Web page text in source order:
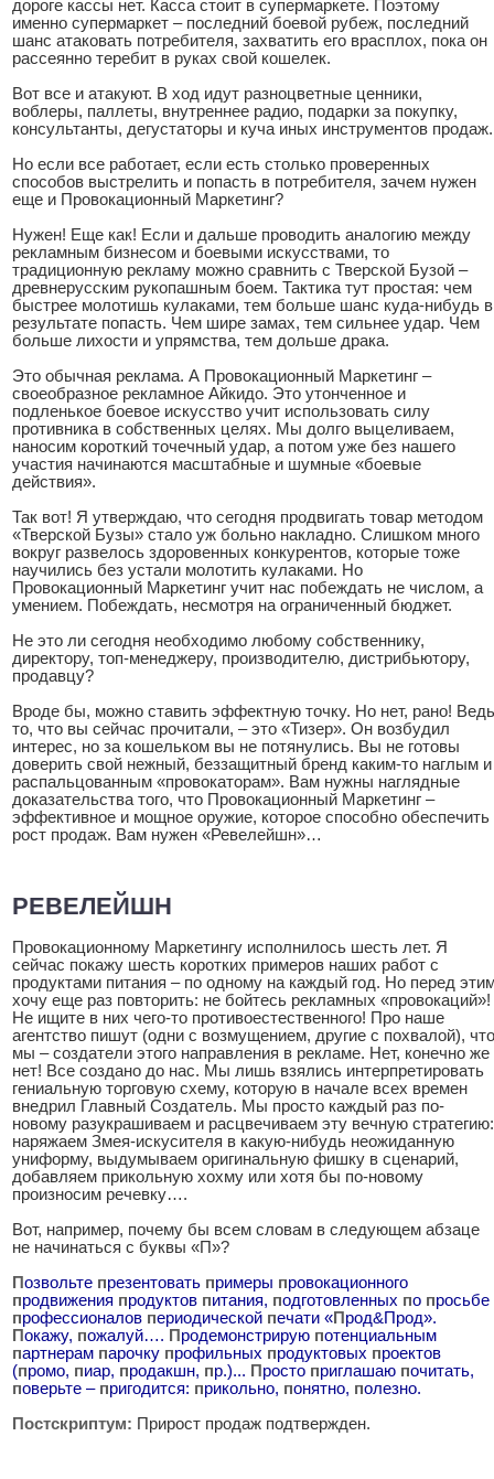
дороге кассы нет. Касса стоит в супермаркете. Поэтому
именно супермаркет – последний боевой рубеж, последний
шанс атаковать потребителя, захватить его врасплох, пока он
рассеянно теребит в руках свой кошелек.
Вот все и атакуют. В ход идут разноцветные ценники,
воблеры, паллеты, внутреннее радио, подарки за покупку,
консультанты, дегустаторы и куча иных инструментов продаж.
Но если все работает, если есть столько проверенных
способов выстрелить и попасть в потребителя, зачем нужен
еще и Провокационный Маркетинг?
Нужен! Еще как! Если и дальше проводить аналогию между
рекламным бизнесом и боевыми искусствами, то
традиционную рекламу можно сравнить с Тверской Бузой –
древнерусским рукопашным боем. Тактика тут простая: чем
быстрее молотишь кулаками, тем больше шанс куда-нибудь в
результате попасть. Чем шире замах, тем сильнее удар. Чем
больше лихости и упрямства, тем дольше драка.
Это обычная реклама. А Провокационный Маркетинг –
своеобразное рекламное Айкидо. Это утонченное и
подленькое боевое искусство учит использовать силу
противника в собственных целях. Мы долго выцеливаем,
наносим короткий точечный удар, а потом уже без нашего
участия начинаются масштабные и шумные «боевые
действия».
Так вот! Я утверждаю, что сегодня продвигать товар методом
«Тверской Бузы» стало уж больно накладно. Слишком много
вокруг развелось здоровенных конкурентов, которые тоже
научились без устали молотить кулаками. Но
Провокационный Маркетинг учит нас побеждать не числом, а
умением. Побеждать, несмотря на ограниченный бюджет.
Не это ли сегодня необходимо любому собственнику,
директору, топ-менеджеру, производителю, дистрибьютору,
продавцу?
Вроде бы, можно ставить эффектную точку. Но нет, рано! Ведь
то, что вы сейчас прочитали, – это «Тизер». Он возбудил
интерес, но за кошельком вы не потянулись. Вы не готовы
доверить свой нежный, беззащитный бренд каким-то наглым и
распальцованным «провокаторам». Вам нужны наглядные
доказательства того, что Провокационный Маркетинг –
эффективное и мощное оружие, которое способно обеспечить
рост продаж. Вам нужен «Ревелейшн»…
РЕВЕЛЕЙШН
Провокационному Маркетингу исполнилось шесть лет. Я
сейчас покажу шесть коротких примеров наших работ с
продуктами питания – по одному на каждый год. Но перед
хочу еще раз повторить: не бойтесь рекламных «провокаций»!
Не ищите в них чего-то противоестественного! Про наше
агентство пишут (одни с возмущением, другие с похвалой), что
мы – создатели этого направления в рекламе. Нет, конечно же
нет! Все создано до нас. Мы лишь взялись интерпретировать
гениальную торговую схему, которую в начале всех времен
внедрил Главный Создатель. Мы просто каждый раз по-
новому разукрашиваем и расцвечиваем эту вечную стратегию:
наряжаем Змея-искусителя в какую-нибудь неожиданную
униформу, выдумываем оригинальную фишку в сценарий,
добавляем прикольную хохму или хотя бы по-новому
произносим речевку….
Вот, например, почему бы всем словам в следующем абзаце
не начинаться с буквы «П»?
Позвольте презентовать примеры провокационного
продвижения продуктов питания, подготовленных по просьбе
профессионалов периодической печати «П род&Прод».
Покажу, пожалуй…. П родемонстрирую потенциальным
партнерам парочку профильных продуктовых проектов
(промо, пиар, продакшн, пр.)... П росто приглашаю почитать,
поверьте – пригодится: прикольно, понятно, полезно.
Постскриптум: Прирост продаж подтвержден.